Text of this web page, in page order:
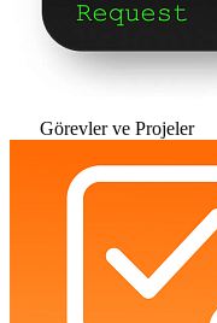
Görevler ve Projeler